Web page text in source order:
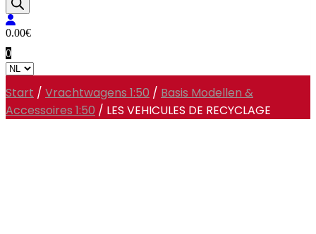
0.00€
0
Start / Vrachtwagens 1:50 / Basis Modellen &
Accessoires 1:50 / LES VEHICULES DE RECYCLAGE